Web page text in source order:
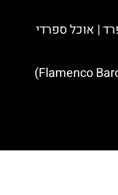
| אוכל ספרדי